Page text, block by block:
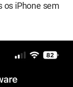
os iPhone sem